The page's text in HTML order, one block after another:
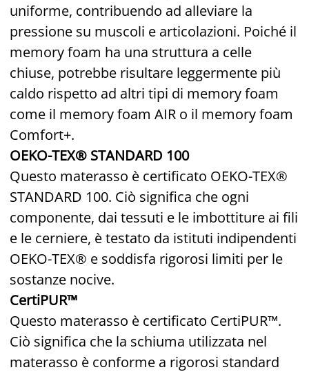
uniforme, contribuendo ad alleviare la
pressione su muscoli e articolazioni. Poiché il
memory foam ha una struttura a celle
chiuse, potrebbe risultare leggermente più
caldo rispetto ad altri tipi di memory foam
come il memory foam AIR o il memory foam
Comfort+.
OEKO-TEX® STANDARD 100
Questo materasso è certificato OEKO-TEX®
STANDARD 100. Ciò significa che ogni
componente, dai tessuti e le imbottiture ai fili
e le cerniere, è testato da istituti indipendenti
OEKO-TEX® e soddisfa rigorosi limiti per le
sostanze nocive.
CertiPUR™
Questo materasso è certificato CertiPUR™.
Ciò significa che la schiuma utilizzata nel
materasso è conforme a rigorosi standard